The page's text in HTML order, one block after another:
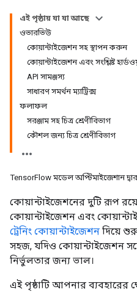
এই পৃষ্ঠায় যা যা আছে
ওভারভিউ
কোয়ান্টাইজেশন সহ স্থাপন করুন
কোয়ান্টাইজেশন এবং সংশ্লিষ্ট
API সামঞ্জস্য
সাধারণ সমর্থন ম্যাট্রিক্স
ফলাফল
সরঞ্জাম সহ চিত্র শ্রেণীবিভাগ
কৌশল জন্য চিত্র শ্রেণীবিভাগ
TensorFlow মডেল অপ্টিমাইজেশান
কোয়ান্টাইজেশনের দুটি রূপ
কোয়ান্টাইজেশন এবং
ট্রেনিং কোয়ান্টাইজেশন দিয়ে
সহজ, যদিও কোয়ান্টাইজেশন
নির্ভুলতার জন্য ভাল।
এই পৃষ্ঠাটি আপনার ব্যবহারের